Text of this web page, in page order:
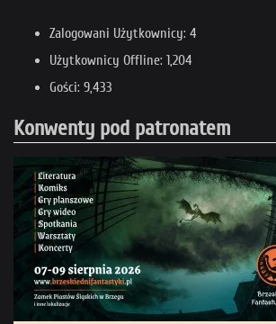
Zalogowani Użytkownicy: 4
Użytkownicy Offline: 1,204
Gości: 9,433
Konwenty pod patronatem